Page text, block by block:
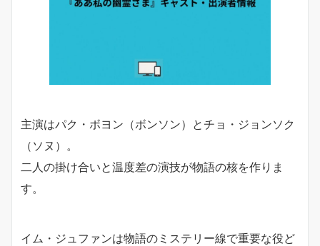
主演はパク・ボヨン（ボンソン）とチョ・ジョンソク
（ソヌ）。
二人の掛け合いと温度差の演技が物語の核を作りま
す。
イム・ジュファンは物語のミステリー線で重要な役ど